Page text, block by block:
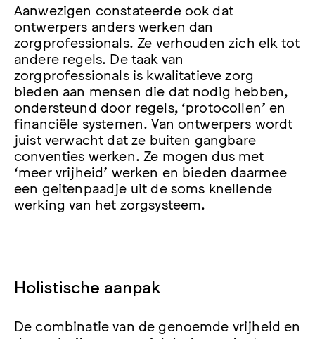
Aanwezigen constateerde ook dat
ontwerpers anders werken dan
zorgprofessionals. Ze verhouden zich elk tot
andere regels. De taak van
zorgprofessionals is kwalitatieve zorg
bieden aan mensen die dat nodig hebben,
ondersteund door regels, ‘protocollen’ en
financiële systemen. Van ontwerpers wordt
juist verwacht dat ze buiten gangbare
conventies werken. Ze mogen dus met
‘meer vrijheid’ werken en bieden daarmee
een geitenpaadje uit de soms knellende
werking van het zorgsysteem.
Holistische aanpak
De combinatie van de genoemde vrijheid en